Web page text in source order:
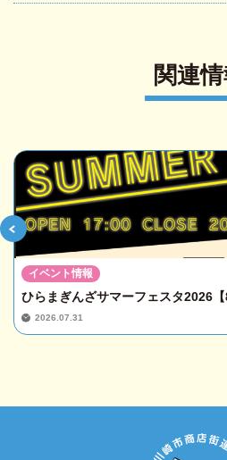
関連
ひらまぎんざサマーフェスタ2026
2026.07.31
イベント情報